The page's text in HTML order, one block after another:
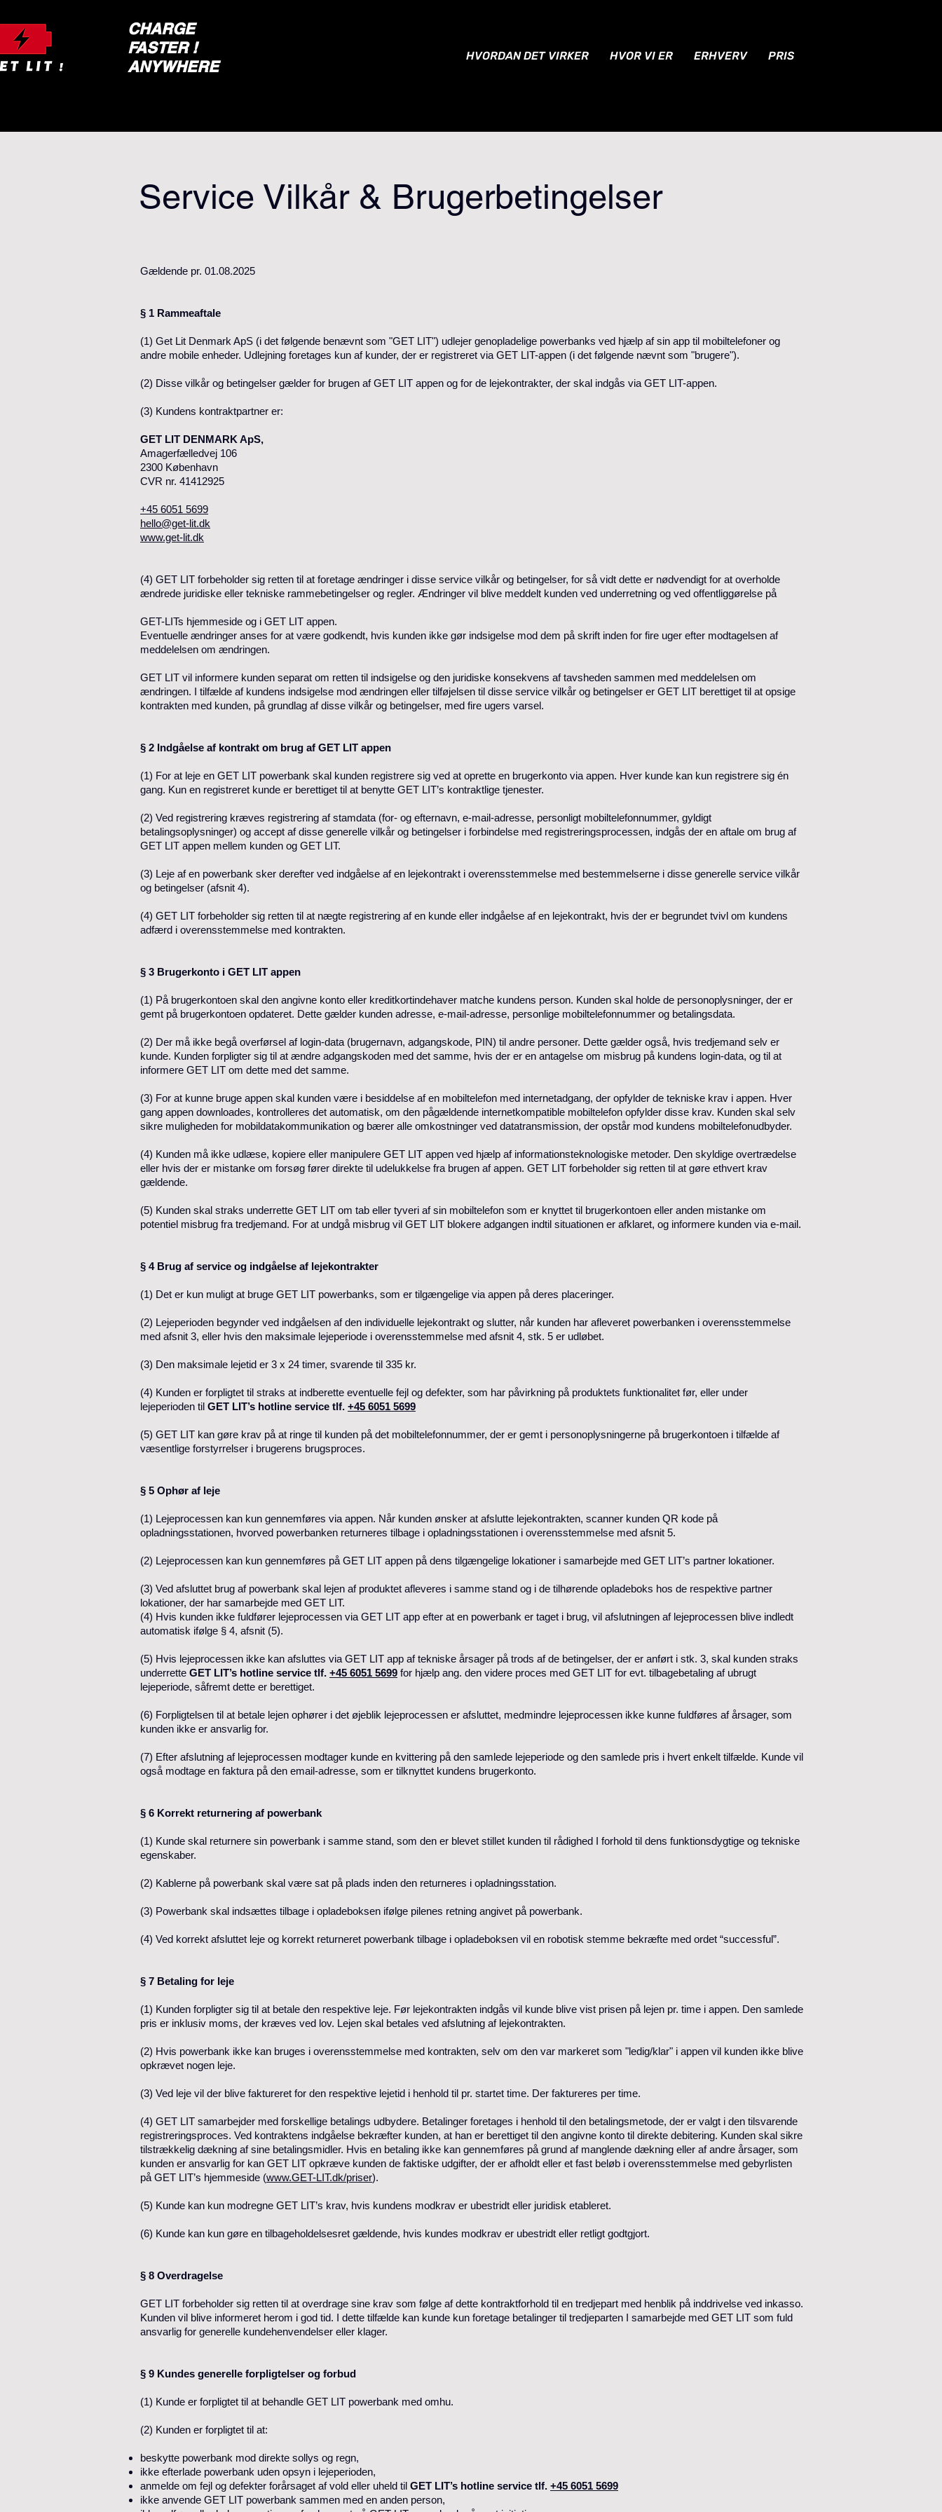
CHARGE
FASTER !
ANYWHERE
HVORDAN DET VIRKER HVOR VI ER ERHVERV PRIS
Service Vilkår & Brugerbetingelser
Gældende pr. 01.08.2025
§ 1 Rammeaftale
(1) Get Lit Denmark ApS (i det følgende benævnt som "GET LIT") udlejer genopladelige powerbanks ved hjælp af sin app til mobiltelefoner og
andre mobile enheder. Udlejning foretages kun af kunder, der er registreret via GET LIT-appen (i det følgende nævnt som "brugere").
(2) Disse vilkår og betingelser gælder for brugen af GET LIT appen og for de lejekontrakter, der skal indgås via GET LIT-appen.
(3) Kundens kontraktpartner er:
GET LIT DENMARK ApS,
Amagerfælledvej 106
2300 København
CVR nr. 41412925
+45 6051 5699
hello@get-lit.dk
www.get-lit.dk
(4) GET LIT forbeholder sig retten til at foretage ændringer i disse service vilkår og betingelser, for så vidt dette er nødvendigt for at overholde
ændrede juridiske eller tekniske rammebetingelser og regler. Ændringer vil blive meddelt kunden ved underretning og ved offentliggørelse på
GET-LITs hjemmeside og i GET LIT appen.
Eventuelle ændringer anses for at være godkendt, hvis kunden ikke gør indsigelse mod dem på skrift inden for fire uger efter modtagelsen af
meddelelsen om ændringen.
GET LIT vil informere kunden separat om retten til indsigelse og den juridiske konsekvens af tavsheden sammen med meddelelsen om
ændringen. I tilfælde af kundens indsigelse mod ændringen eller tilføjelsen til disse service vilkår og betingelser er GET LIT berettiget til at opsige
kontrakten med kunden, på grundlag af disse vilkår og betingelser, med fire ugers varsel.
§ 2 Indgåelse af kontrakt om brug af GET LIT appen
(1) For at leje en GET LIT powerbank skal kunden registrere sig ved at oprette en brugerkonto via appen. Hver kunde kan kun registrere sig én
gang. Kun en registreret kunde er berettiget til at benytte GET LIT’s kontraktlige tjenester.
(2) Ved registrering kræves registrering af stamdata (for- og efternavn, e-mail-adresse, personligt mobiltelefonnummer, gyldigt
betalingsoplysninger) og accept af disse generelle vilkår og betingelser i forbindelse med registreringsprocessen, indgås der en aftale om brug af
GET LIT appen mellem kunden og GET LIT.
(3) Leje af en powerbank sker derefter ved indgåelse af en lejekontrakt i overensstemmelse med bestemmelserne i disse generelle service vilkår
og betingelser (afsnit 4).
(4) GET LIT forbeholder sig retten til at nægte registrering af en kunde eller indgåelse af en lejekontrakt, hvis der er begrundet tvivl om kundens
adfærd i overensstemmelse med kontrakten.
§ 3 Brugerkonto i GET LIT appen
(1) På brugerkontoen skal den angivne konto eller kreditkortindehaver matche kundens person. Kunden skal holde de personoplysninger, der er
gemt på brugerkontoen opdateret. Dette gælder kunden adresse, e-mail-adresse, personlige mobiltelefonnummer og betalingsdata.
(2) Der må ikke begå overførsel af login-data (brugernavn, adgangskode, PIN) til andre personer. Dette gælder også, hvis tredjemand selv er
kunde. Kunden forpligter sig til at ændre adgangskoden med det samme, hvis der er en antagelse om misbrug på kundens login-data, og til at
informere GET LIT om dette med det samme.
(3) For at kunne bruge appen skal kunden være i besiddelse af en mobiltelefon med internetadgang, der opfylder de tekniske krav i appen. Hver
gang appen downloades, kontrolleres det automatisk, om den pågældende internetkompatible mobiltelefon opfylder disse krav. Kunden skal selv
sikre muligheden for mobildatakommunikation og bærer alle omkostninger ved datatransmission, der opstår mod kundens mobiltelefonudbyder.
(4) Kunden må ikke udlæse, kopiere eller manipulere GET LIT appen ved hjælp af informationsteknologiske metoder. Den skyldige overtrædelse
eller hvis der er mistanke om forsøg fører direkte til udelukkelse fra brugen af appen. GET LIT forbeholder sig retten til at gøre ethvert krav
gældende.
(5) Kunden skal straks underrette GET LIT om tab eller tyveri af sin mobiltelefon som er knyttet til brugerkontoen eller anden mistanke om
potentiel misbrug fra tredjemand. For at undgå misbrug vil GET LIT blokere adgangen indtil situationen er afklaret, og informere kunden via e-mail.
§ 4 Brug af service og indgåelse af lejekontrakter
(1) Det er kun muligt at bruge GET LIT powerbanks, som er tilgængelige via appen på deres placeringer.
(2) Lejeperioden begynder ved indgåelsen af den individuelle lejekontrakt og slutter, når kunden har afleveret powerbanken i overensstemmelse
med afsnit 3, eller hvis den maksimale lejeperiode i overensstemmelse med afsnit 4, stk. 5 er udløbet.
(3) Den maksimale lejetid er 3 x 24 timer, svarende til 335 kr.
(4) Kunden er forpligtet til straks at indberette eventuelle fejl og defekter, som har påvirkning på produktets funktionalitet før, eller under
lejeperioden til GET LIT’s hotline service tlf. +45 6051 5699
(5) GET LIT kan gøre krav på at ringe til kunden på det mobiltelefonnummer, der er gemt i personoplysningerne på brugerkontoen i tilfælde af
væsentlige forstyrrelser i brugerens brugsproces.
§ 5 Ophør af leje
(1) Lejeprocessen kan kun gennemføres via appen. Når kunden ønsker at afslutte lejekontrakten, scanner kunden QR kode på
opladningsstationen, hvorved powerbanken returneres tilbage i opladningsstationen i overensstemmelse med afsnit 5.
(2) Lejeprocessen kan kun gennemføres på GET LIT appen på dens tilgængelige lokationer i samarbejde med GET LIT’s partner lokationer.
(3) Ved afsluttet brug af powerbank skal lejen af produktet afleveres i samme stand og i de tilhørende opladeboks hos de respektive partner
lokationer, der har samarbejde med GET LIT.
(4) Hvis kunden ikke fuldfører lejeprocessen via GET LIT app efter at en powerbank er taget i brug, vil afslutningen af lejeprocessen blive indledt
automatisk ifølge § 4, afsnit (5).
(5) Hvis lejeprocessen ikke kan afsluttes via GET LIT app af tekniske årsager på trods af de betingelser, der er anført i stk. 3, skal kunden straks
underrette GET LIT’s hotline service tlf. +45 6051 5699 for hjælp ang. den videre proces med GET LIT for evt. tilbagebetaling af ubrugt
lejeperiode, såfremt dette er berettiget.
(6) Forpligtelsen til at betale lejen ophører i det øjeblik lejeprocessen er afsluttet, medmindre lejeprocessen ikke kunne fuldføres af årsager, som
kunden ikke er ansvarlig for.
(7) Efter afslutning af lejeprocessen modtager kunde en kvittering på den samlede lejeperiode og den samlede pris i hvert enkelt tilfælde. Kunde vil
også modtage en faktura på den email-adresse, som er tilknyttet kundens brugerkonto.
§ 6 Korrekt returnering af powerbank
(1) Kunde skal returnere sin powerbank i samme stand, som den er blevet stillet kunden til rådighed I forhold til dens funktionsdygtige og tekniske
egenskaber.
(2) Kablerne på powerbank skal være sat på plads inden den returneres i opladningsstation.
(3) Powerbank skal indsættes tilbage i opladeboksen ifølge pilenes retning angivet på powerbank.
(4) Ved korrekt afsluttet leje og korrekt returneret powerbank tilbage i opladeboksen vil en robotisk stemme bekræfte med ordet “successful”.
§ 7 Betaling for leje
(1) Kunden forpligter sig til at betale den respektive leje. Før lejekontrakten indgås vil kunde blive vist prisen på lejen pr. time i appen. Den samlede
pris er inklusiv moms, der kræves ved lov. Lejen skal betales ved afslutning af lejekontrakten.
(2) Hvis powerbank ikke kan bruges i overensstemmelse med kontrakten, selv om den var markeret som "ledig/klar" i appen vil kunden ikke blive
opkrævet nogen leje.
(3) Ved leje vil der blive faktureret for den respektive lejetid i henhold til pr. startet time. Der faktureres per time.
(4) GET LIT samarbejder med forskellige betalings udbydere. Betalinger foretages i henhold til den betalingsmetode, der er valgt i den tilsvarende
registreringsproces. Ved kontraktens indgåelse bekræfter kunden, at han er berettiget til den angivne konto til direkte debitering. Kunden skal sikre
tilstrækkelig dækning af sine betalingsmidler. Hvis en betaling ikke kan gennemføres på grund af manglende dækning eller af andre årsager, som
kunden er ansvarlig for kan GET LIT opkræve kunden de faktiske udgifter, der er afholdt eller et fast beløb i overensstemmelse med gebyrlisten
på GET LIT’s hjemmeside (www.GET-LIT.dk/priser).
(5) Kunde kan kun modregne GET LIT’s krav, hvis kundens modkrav er ubestridt eller juridisk etableret.
(6) Kunde kan kun gøre en tilbageholdelsesret gældende, hvis kundes modkrav er ubestridt eller retligt godtgjort.
§ 8 Overdragelse
GET LIT forbeholder sig retten til at overdrage sine krav som følge af dette kontraktforhold til en tredjepart med henblik på inddrivelse ved inkasso.
Kunden vil blive informeret herom i god tid. I dette tilfælde kan kunde kun foretage betalinger til tredjeparten I samarbejde med GET LIT som fuld
ansvarlig for generelle kundehenvendelser eller klager.
§ 9 Kundes generelle forpligtelser og forbud
(1) Kunde er forpligtet til at behandle GET LIT powerbank med omhu.
(2) Kunden er forpligtet til at:
beskytte powerbank mod direkte sollys og regn,
ikke efterlade powerbank uden opsyn i lejeperioden,
anmelde om fejl og defekter forårsaget af vold eller uheld til GET LIT’s hotline service tlf. +45 6051 5699
ikke anvende GET LIT powerbank sammen med en anden person,